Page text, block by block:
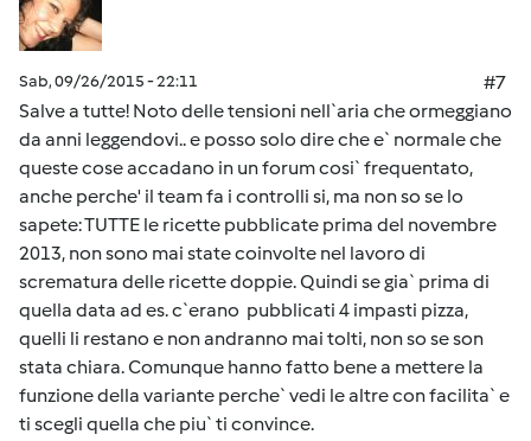
Sab, 09/26/2015 - 22:11
#7
Salve a tutte! Noto delle tensioni nell`aria che ormeggiano
da anni leggendovi.. e posso solo dire che e` normale che
queste cose accadano in un forum cosi` frequentato,
anche perche' il team fa i controlli si, ma non so se lo
sapete: TUTTE le ricette pubblicate prima del novembre
2013, non sono mai state coinvolte nel lavoro di
scrematura delle ricette doppie. Quindi se gia` prima di
quella data ad es. c`erano pubblicati 4 impasti pizza,
quelli li restano e non andranno mai tolti, non so se son
stata chiara. Comunque hanno fatto bene a mettere la
funzione della variante perche` vedi le altre con facilita` e
ti scegli quella che piu` ti convince.